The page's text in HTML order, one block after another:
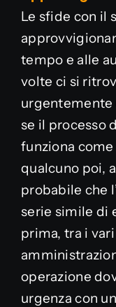
Le sfide con il
tempo e alle
volte ci si
se il processo
funziona
qualcuno poi,
probabile che
serie simile di
prima, tra i
operazione
urgenza con